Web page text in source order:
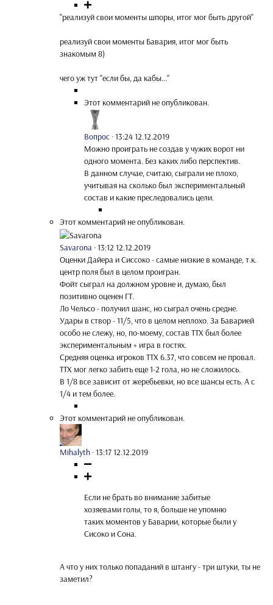
"реализуй свои моменты шпоры, итог мог быть другой"
реализуй свои моменты Бавария, итог мог быть
знакомым 8)
чего уж тут "если бы, да кабы..."
Этот комментарий не опубликован.
Вопрос ·13:24 12.12.2019
Можно проиграть не создав у чужих ворот ни
одного момента. Без каких либо перспектив.
В данном случае, считаю, сыграли не плохо,
учитывая на сколько был экспериментальный
состав и какие преследовались цели.
Этот комментарий не опубликован.
Savarona ·13:12 12.12.2019
Оценки Дайера и Сиссоко - самые низкие в команде, т.к.
центр поля был в целом проигран.
Фойт сыграл на должном уровне и, думаю, был
позитивно оценен ГТ.
Ло Чельсо - получил шанс, но сыграл очень средне.
Удары в створ - 11/5, что в целом неплохо. За Баварией
особо не слежу, но, по-моему, состав ТТХ был более
экспериментальным + игра в гостях.
Средняя оценка игроков ТТХ 6.37, что совсем не провал.
ТТХ мог легко забить еще 1-2 гола, но не сложилось.
В 1/8 все зависит от жеребьевки, но все шансы есть. А с
1/4 и тем более.
Этот комментарий не опубликован.
Mihalyth ·13:17 12.12.2019
Если не брать во внимание забитые
хозяевами голы, то я, больше не упомню
таких моментов у Баварии, которые были у
Сисоко и Сона.
А что у них только попаданий в штангу - три штуки, ты не
заметил?